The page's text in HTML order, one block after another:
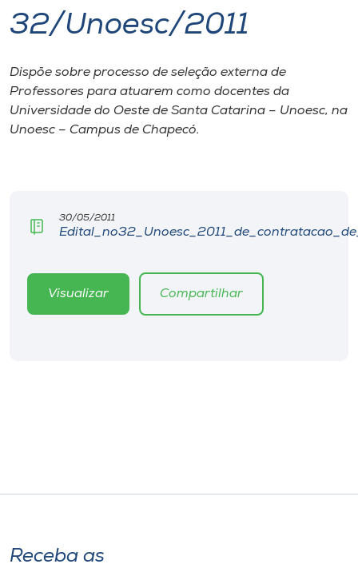
I.nova
Diplomados
Cultura
Biblioteca
Editora
Rádio
32/Unoesc/2011
Dispõe sobre processo de seleção externa de
Professores para atuarem como docentes da
Universidade do Oeste de Santa Catarina – Unoesc, na
Unoesc – Campus de Chapecó.
30/05/2011
Visualizar Compartilhar
Receba as